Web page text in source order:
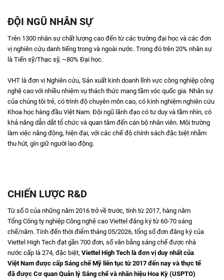
ĐỘI NGŨ NHÂN SỰ
Trên 1300 nhân sự chất lượng cao đến từ các trường đại học và các đơn
vị nghiên cứu danh tiếng trong và ngoài nước. Trong đó trên 20% nhân sự
là Tiến sỹ/Thạc sỹ, ~80% Đại học.
VHT là đơn vị Nghiên cứu, Sản xuất kinh doanh lĩnh vực công nghiệp công
nghệ cao với nhiều nhiệm vụ thách thức mang tầm vóc quốc gia. Nhân sự
của chúng tôi trẻ, có trình độ chuyên môn cao, có kinh nghiệm nghiên cứu
Khoa học hàng đầu Việt Nam. Đội ngũ lãnh đạo có tư duy và tầm nhìn, có
khả năng dẫn dắt tổ chức và quan tâm đến cán bộ nhân viên. Môi trường
làm việc năng động, hiện đại, với các chế độ chính sách đặc biệt nhằm
thu hút, gìn giữ người lao động.
CHIẾN LƯỢC R&D
Từ số 0 của những năm 2016 trở về trước, tính từ 2017, hàng năm
Tổng Công ty nghiệp Công nghệ cao Viettel đăng ký từ 60-70 sáng
chế/năm. Tính đến thời điểm tháng 05/2026, tổng số đơn đăng ký của
Viettel High Tech đạt gần 700 đơn, số văn bằng sáng chế được nhà
nước cấp là 274, đặc biệt, Viettel High Tech là đơn vị duy nhất của
Việt Nam được cấp Sáng chế Mỹ liên tục từ 2017 đến nay và thực tế
đã được Cơ quan Quản lý Sáng chế và nhãn hiệu Hoa Kỳ (USPTO)